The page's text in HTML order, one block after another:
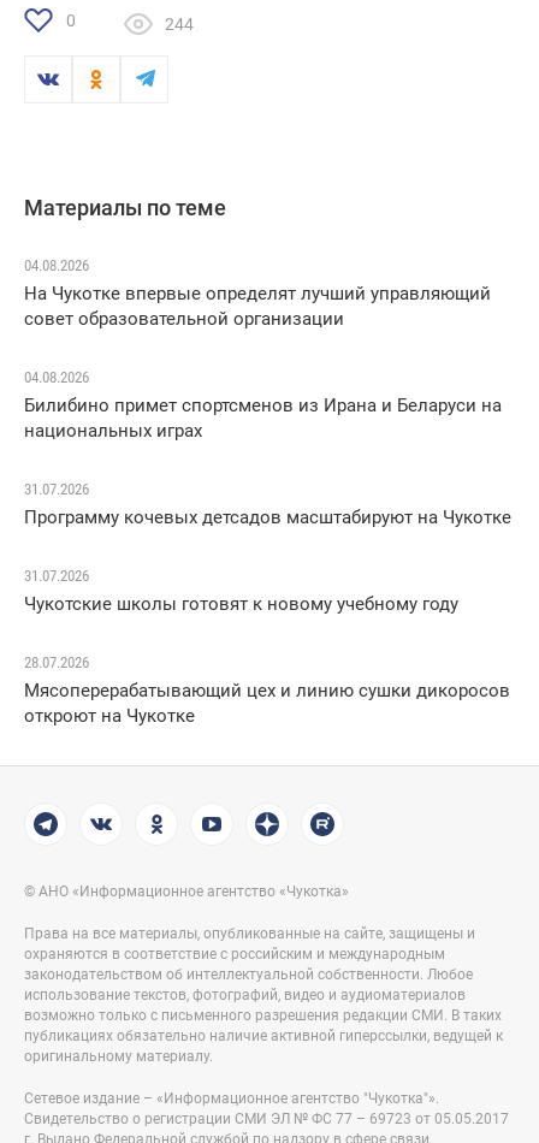
0 244
Материалы по теме
04.08.2026
На Чукотке впервые определят лучший управляющий
совет образовательной организации
04.08.2026
Билибино примет спортсменов из Ирана и Беларуси на
национальных играх
31.07.2026
Программу кочевых детсадов масштабируют на Чукотке
31.07.2026
Чукотские школы готовят к новому учебному году
28.07.2026
Мясоперерабатывающий цех и линию сушки дикоросов
откроют на Чукотке
© АНО «Информационное агентство «Чукотка»
Права на все материалы, опубликованные на сайте, защищены и
охраняются в соответствие с российским и международным
законодательством об интеллектуальной собственности. Любое
использование текстов, фотографий, видео и аудиоматериалов
возможно только с письменного разрешения редакции СМИ. В таких
публикациях обязательно наличие активной гиперссылки, ведущей к
оригинальному материалу.
Сетевое издание – «Информационное агентство "Чукотка"».
Свидетельство о регистрации СМИ ЭЛ № ФС 77 – 69723 от 05.05.2017
г. Выдано Федеральной службой по надзору в сфере связи,